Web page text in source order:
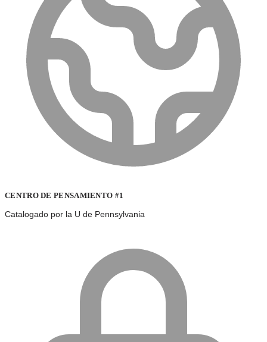
CENTRO DE PENSAMIENTO #1
Catalogado por la U de Pennsylvania